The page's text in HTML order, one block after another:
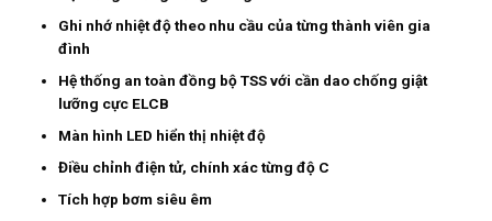
Ghi nhớ nhiệt độ theo nhu cầu của từng thành viên gia
đình
Hệ thống an toàn đồng bộ TSS với cần dao chống giật
lưỡng cực ELCB
Màn hình LED hiển thị nhiệt độ
Điều chỉnh điện tử, chính xác từng độ C
Tích hợp bơm siêu êm